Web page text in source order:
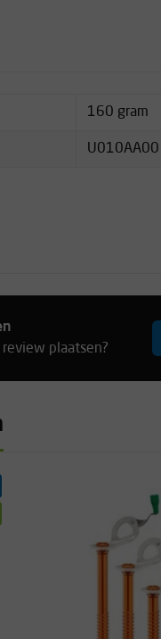
160 gram
U010AA00
plaatsen?